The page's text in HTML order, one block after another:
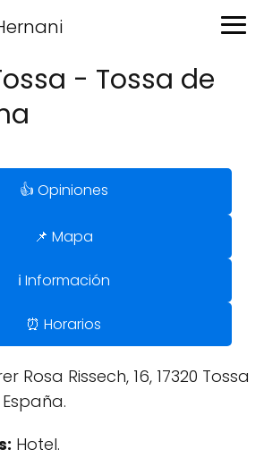
- Tossa de
👍 Opiniones
📌 Mapa
ℹ️ Información
⏰ Horarios
Rosa Rissech, 16, 17320 Tossa
Hotel.